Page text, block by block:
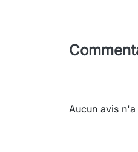
Aucun avis